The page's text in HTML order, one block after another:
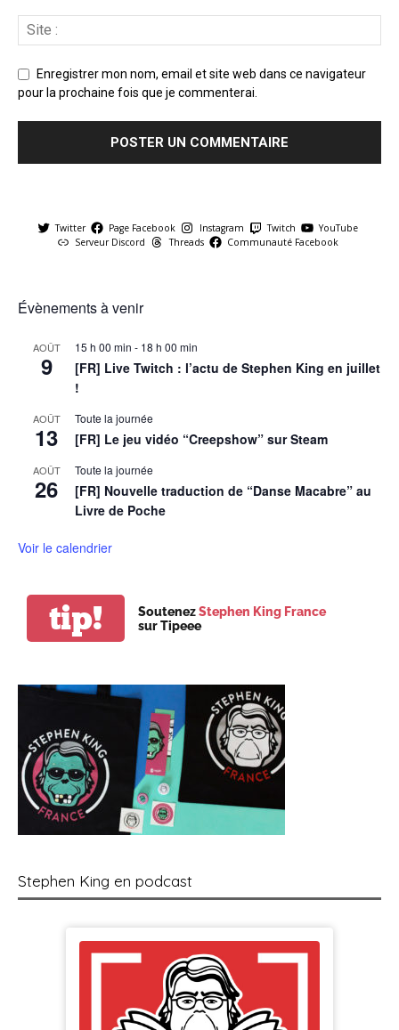
Enregistrer mon nom, email et site web dans ce navigateur
pour la prochaine fois que je commenterai.
Twitter Page Facebook Instagram Twitch
YouTube
Serveur Discord
Threads Communauté Facebook
Évènements à venir
AOÛT
9
15 h 00 min - 18 h 00 min
[FR] Live Twitch : l’actu de Stephen King en juillet
!
AOÛT
13
Toute la journée
[FR] Le jeu vidéo “Creepshow” sur Steam
AOÛT
26
Toute la journée
[FR] Nouvelle traduction de “Danse Macabre” au
Livre de Poche
Voir le calendrier
tip! SoutenezStephen King France
sur Tipeee
Stephen King en podcast